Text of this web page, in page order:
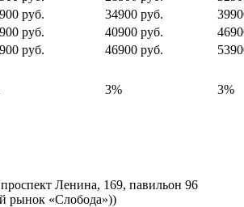
руб. 34900 руб.
руб. 40900 руб.
руб. 46900 руб.
3% 3%
Ленина, 169, павильон 96
рынок «Слобода»))